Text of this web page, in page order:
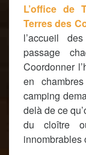
L’office de
Terres des
l’accueil des
passage
Coordonner
en
camping
delà de ce
du cloître
innombrables